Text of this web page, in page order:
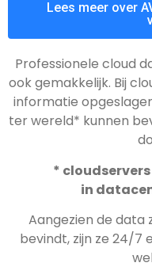
Lees meer over
Professionele cloud data
ook gemakkelijk. Bij
informatie
ter wereld* kunnen
in
Aangezien de data
bevindt, zijn ze 24/7